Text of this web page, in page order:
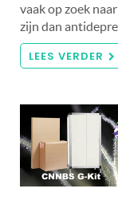
vaak op zoek
zijn dan
LEES VERDER